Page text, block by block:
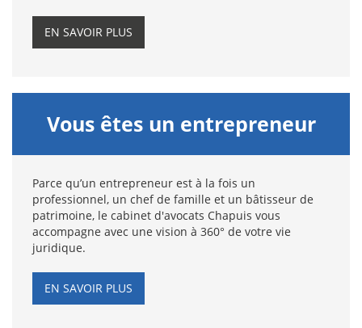
EN SAVOIR PLUS
Vous êtes un entrepreneur
Parce qu’un entrepreneur est à la fois un
professionnel, un chef de famille et un bâtisseur de
patrimoine, le cabinet d'avocats Chapuis vous
accompagne avec une vision à 360° de votre vie
juridique.
EN SAVOIR PLUS